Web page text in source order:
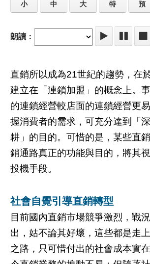
小 中 大 特 預
朗讀：
直銷所以成為21世紀的趨勢，在
建立在「連鎖加盟」的概念上。
的連鎖經營較店面的連鎖經營更
握消費者的需求，可充分達到「
耕」的目的。可惜的是，某些直
銷通路真正的功能與目的，將其
投機手段。
社會自覺引導直銷轉型
目前國內直銷市場競爭激烈，戰
出，姑不論其好壞，這些都是走
之路，只可惜付出的社會成本實